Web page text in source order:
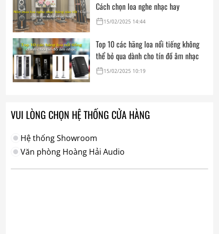
Cách chọn loa nghe nhạc hay
15/02/2025 14:44
Top 10 các hãng loa nổi tiếng không
thể bỏ qua dành cho tín đồ âm nhạc
15/02/2025 10:19
VUI LÒNG CHỌN HỆ THỐNG CỬA HÀNG
Hệ thống Showroom
Văn phòng Hoàng Hải Audio